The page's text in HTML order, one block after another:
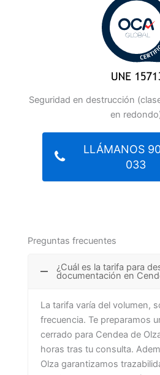
Seguridad en destrucción
en
LLÁMANOS
033
Preguntas frecuentes
¿Cuál es la tarifa para
documentación en
La tarifa varía del volumen,
frecuencia. Te preparamos
cerrado para Cendea de
horas tras tu consulta.
Olza garantizamos